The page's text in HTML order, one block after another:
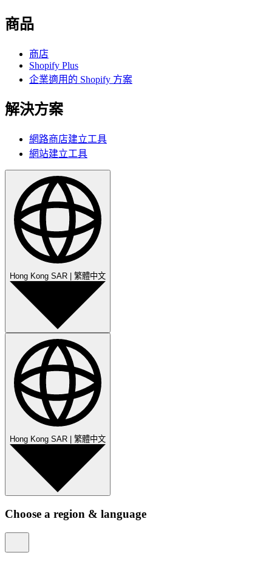
商品
商店
Shopify Plus
企業適用的 Shopify 方案
解決方案
網路商店建立工具
網站建立工具
Hong Kong SAR 繁體中文
Hong Kong SAR 繁體中文
Choose a region & language